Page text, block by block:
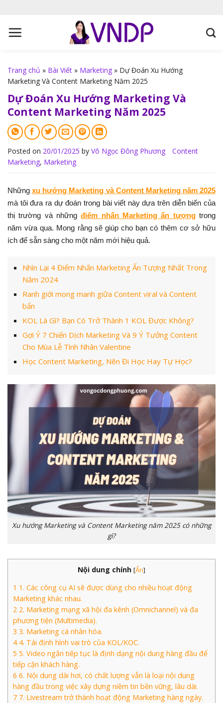
Trang chủ » Bài Viết » Marketing » Dự Đoán Xu Hướng
Marketing Và Content Marketing Năm 2025
Dự Đoán Xu Hướng Marketing Và
Content Marketing Năm 2025
Posted on 20/01/2025 by Võ Ngọc Đông Phương
Content
Marketing, Marketing
Nhữngxu hướng Marketing và Content Marketing năm 2025
mà tôi đưa ra dự đoán trong bài viết này dựa trên diễn biến của
thị trường và nhữngđiểm nhấn Marketing ấn tượngtrong
năm vừa qua. Mong rằng sẽ giúp cho bạn có thêm cơ sở hữu
ích để sẵn sàng cho một năm mới hiệu quả.
Nhìn Lại 4 Điểm Nhấn Marketing Ấn Tượng Nhất Trong
Năm 2024
Ranh giới mong manh giữa Content viral và Content
bẩn
KOL Là Gì? Bạn Có Trở Thành 1 KOL Được Không?
Gợi Ý 7 Chiến Dịch Marketing Và 9 Ý Tưởng Content
Cho Mùa Lễ Tình Nhân Valentine
Học Content Marketing, Nên Đi Học Hay Tự Học?
Xu hướng Marketing và Content Marketing năm 2025 có những
gì?
Nội dung chính [Ẩn]
1 1. Các công cụ AI sẽ được dùng cho nhiều hoạt động
Marketing khác nhau.
2 2. Marketing mạng xã hội đa kênh (Omnichannel) và đa
phương tiện (Multimedia).
3 3. Marketing cá nhân hóa.
44. Tái định hình vai trò của KOL/KOC.
5 5. Video ngắn tiếp tục là định dạng nội dung hàng đầu để
tiếp cận khách hàng.
6 6. Nội dung dài hơi, có chất lượng vẫn là loại nội dung
hàng đầu trong việc xây dựng niềm tin bền vững, lâu dài.
7 7. Livestream trở thành hoạt động Marketing hàng ngày.